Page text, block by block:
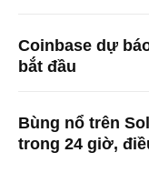
Coinbase dự
bắt đầu
Bùng nổ trên
trong 24 giờ,